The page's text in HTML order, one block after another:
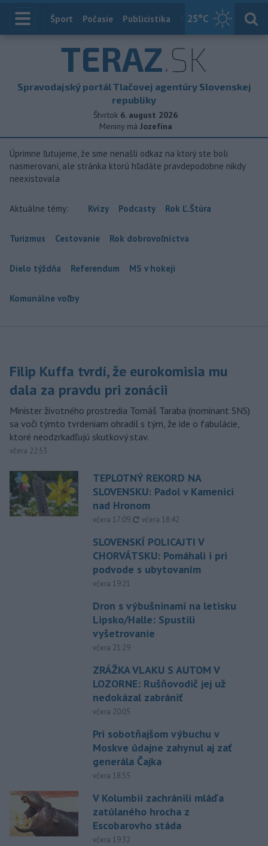
25°C
Index
Šport Počasie Publicistika Slovensko
TERAZ.SK
Spravodajský portál Tlačovej agentúry Slovenskej
republiky
Štvrtok 6. august 2026
Meniny má Jozefína
Úprimne ľutujeme, že sme nenašli odkaz na ktorý ste boli
nasmerovaní, ale stránka ktorú hľadáte pravdepodobne nikdy
neexistovala
Aktuálne témy: Kvízy Podcasty Rok Ľ.Štúra
Turizmus Cestovanie Rok dobrovoľníctva
Dielo týždňa Referendum MS v hokeji
Komunálne voľby
Filip Kuffa tvrdí, že eurokomisia mu
dala za pravdu pri zonácii
Minister životného prostredia Tomáš Taraba (nominant SNS)
sa voči týmto tvrdeniam ohradil s tým, že ide o fabulácie,
ktoré neodzrkadľujú skutkový stav.
včera 22:53
TEPLOTNÝ REKORD NA
SLOVENSKU: Padol v Kamenici
nad Hronom
včera 17:09, aktualizované
včera 18:42
SLOVENSKÍ POLICAJTI V
CHORVÁTSKU: Pomáhali i pri
podvode s ubytovaním
včera 19:21
Dron s výbušninami na letisku
Lipsko/Halle: Spustili
vyšetrovanie
včera 21:29
ZRÁŽKA VLAKU S AUTOM V
LOZORNE: Rušňovodič jej už
nedokázal zabrániť
včera 20:05
Pri sobotňajšom výbuchu v
Moskve údajne zahynul aj zať
generála Čajka
včera 18:55
V Kolumbii zachránili mláďa
zatúlaného hrocha z
Escobarovho stáda
včera 19:32